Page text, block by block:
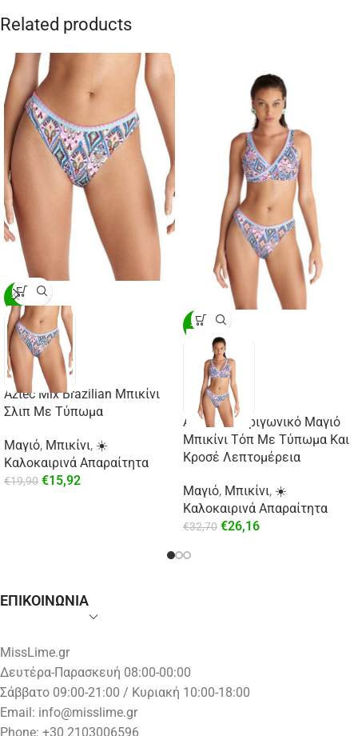
Related products
-20%
Aztec Mix Brazilian Μπικίνι
Σλιπ Με Τύπωμα
Μαγιό, Μπικίνι, ☀️
Καλοκαιρινά Απαραίτητα
€19,90 €15,92
-20%
Aztec Mix Τριγωνικό Μαγιό
Μπικίνι Τόπ Με Τύπωμα Και
Κροσέ Λεπτομέρεια
Μαγιό, Μπικίνι, ☀️
Καλοκαιρινά Απαραίτητα
€32,70 €26,16
ΕΠΙΚΟΙΝΩΝΙΑ
MissLime.gr
Δευτέρα-Παρασκευή 08:00-00:00
Σάββατο 09:00-21:00 / Κυριακή 10:00-18:00
Email: info@misslime.gr
Phone: +30 2103006596